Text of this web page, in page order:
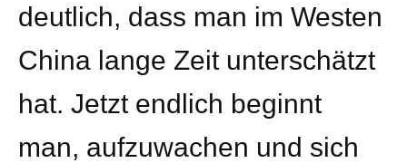
deutlich, dass man im Westen
China lange Zeit unterschätzt
hat. Jetzt endlich beginnt
man, aufzuwachen und sich